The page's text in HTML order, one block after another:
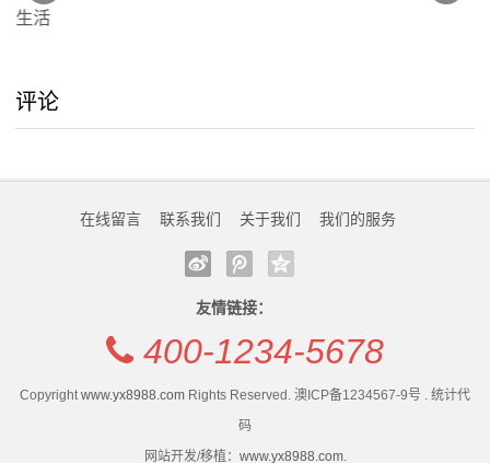
评论
在线留言 联系我们 关于我们 我们的服务
友情链接：
400-1234-5678
Copyright www.yx8988.com Rights Reserved. 澳ICP备1234567-9号 . 统计代
码
网站开发/移植： www.yx8988.com.